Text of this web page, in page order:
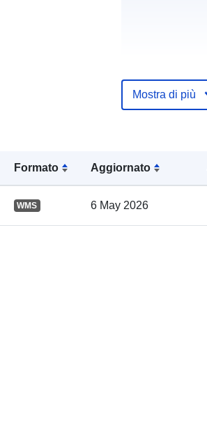
Formato Aggiornato
WMS 6 May 2026
Registro del
Mostra di più